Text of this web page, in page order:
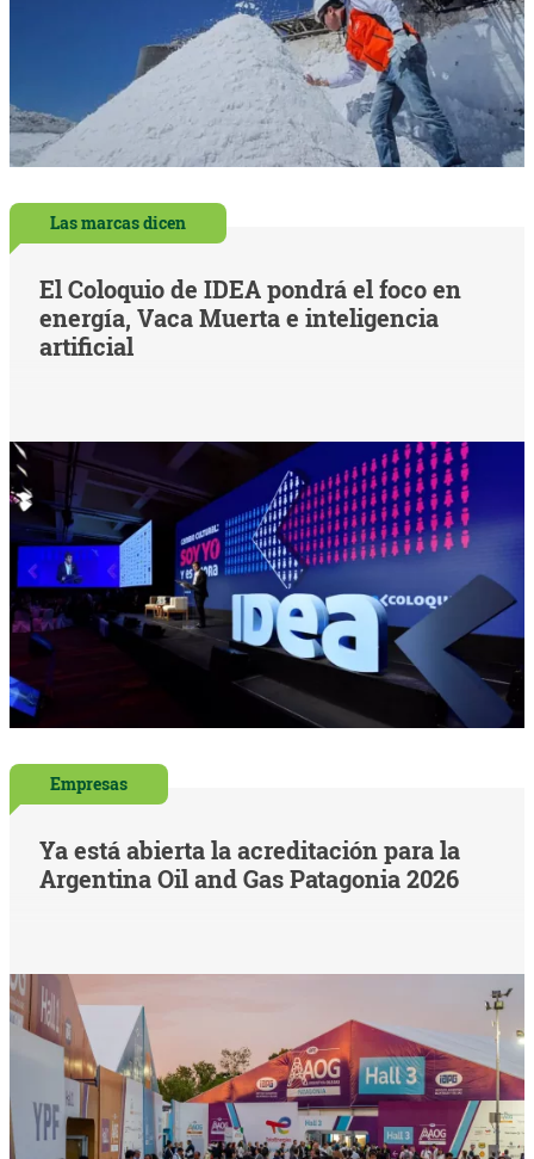
Las marcas dicen
El Coloquio de IDEA pondrá el foco en
energía, Vaca Muerta e inteligencia
artificial
Empresas
Ya está abierta la acreditación para la
Argentina Oil and Gas Patagonia 2026